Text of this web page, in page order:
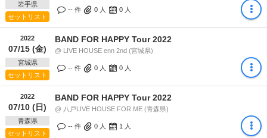
岩手県
セットリスト
-- 件 0 人 0 人
2022
07/15 (金)
宮城県
セットリスト
BAND FOR HAPPY Tour 2022
@ LIVE HOUSE enn 2nd (宮城県)
-- 件 0 人 0 人
2022
07/10 (日)
青森県
セットリスト
BAND FOR HAPPY Tour 2022
@ 八戸LIVE HOUSE FOR ME (青森県)
-- 件 0 人 1 人